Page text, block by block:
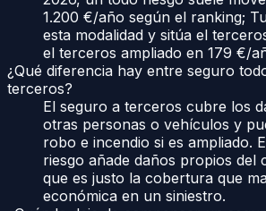
1.200 €/año según el ranking;
esta modalidad y sitúa el
el terceros ampliado en 179 €/
¿Qué diferencia hay entre seguro
terceros?
El seguro a terceros cubre los
otras personas o vehículos y
robo e incendio si es ampliado.
riesgo añade daños propios del
que es justo la cobertura que
económica en un siniestro.